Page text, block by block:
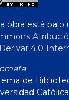
obra está bajo
4.0
de